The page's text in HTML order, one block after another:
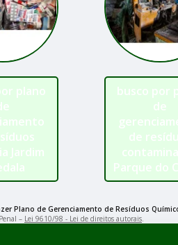
plano
Jardim
busco por
de
de
Parque do
Plano de Gerenciamento de Resíduos
– Lei 9610/98 - Lei de direitos autorais.